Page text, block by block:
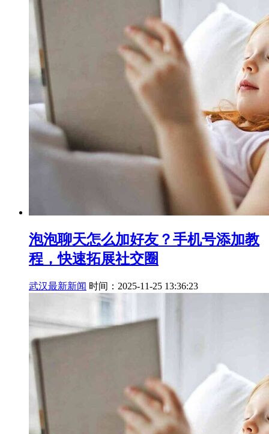
泡泡聊天怎么加好友？手机号添加教
程，快速拓展社交圈
武汉最新新闻 时间：2025-11-25 13:36:23